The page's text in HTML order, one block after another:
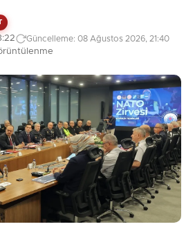
Güncelleme: 08 Ağustos 2026, 21:40